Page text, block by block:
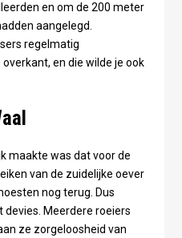
en om de 200 meter
aangelegd.
regelmatig
en die wilde je ook
maakte was dat voor de
van de zuidelijke oever
nog terug. Dus
devies. Meerdere roeiers
ze zorgeloosheid van